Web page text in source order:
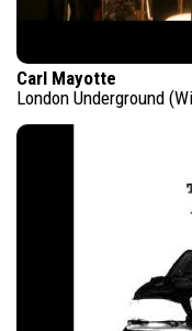
Carl Mayotte
London Underground